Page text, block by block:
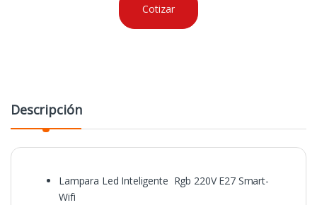
Cotizar
Descripción
Lampara Led Inteligente Rgb 220V E27 Smart-
Wifi